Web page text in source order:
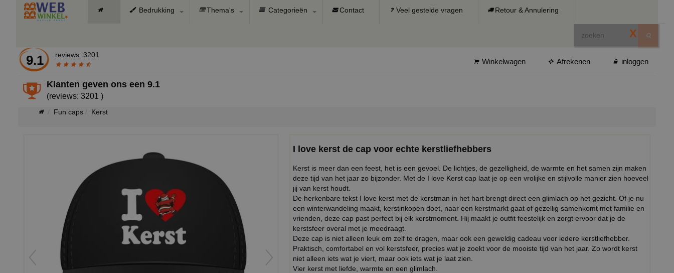
Bedrukking Thema's Categorieën Contact Veel gestelde vragen Retour & Annulering
X
9.1 reviews :3201
Winkelwagen Afrekenen inloggen
Klanten geven ons een9.1
(reviews: 3201 )
Fun caps Kerst
I love kerst de cap voor echte kerstliefhebbers
Kerst is meer dan een feest, het is een gevoel. De lichtjes, de gezelligheid, de warmte en het samen zijn maken
deze tijd van het jaar zo bijzonder. Met de I love Kerst cap laat je op een vrolijke en stijlvolle manier zien hoeveel
jij van kerst houdt.
De herkenbare tekst I love kerst met de kerstman in het hart brengt direct een glimlach op het gezicht. Of je nu
een winterwandeling maakt, kerstinkopen doet, naar een kerstmarkt gaat of gezellig samenkomt met familie en
vrienden, deze cap past perfect bij elk kerstmoment. Hij maakt je outfit feestelijk en zorgt ervoor dat je de
kerstsfeer overal met je meedraagt.
Deze cap is niet alleen leuk om zelf te dragen, maar ook een geweldig cadeau voor iedere kerstliefhebber.
Praktisch, comfortabel en vol kerstsfeer, precies wat je zoekt voor de mooiste tijd van het jaar. Zo wordt kerst
niet alleen iets wat je viert, maar ook iets wat je laat zien.
Vier kerst met liefde, warmte en een glimlach.